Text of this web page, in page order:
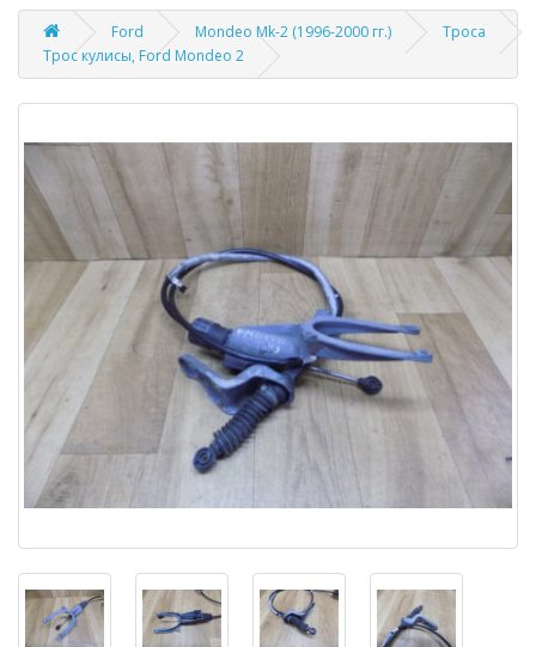
Ford Mondeo Mk-2 (1996-2000 гг.)
Троса
Трос кулисы, Ford Mondeo 2